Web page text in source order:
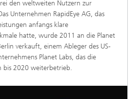
den weltweiten Nutzern zur
Unternehmen RapidEye AG, das
anfangs klare
hatte, wurde 2011 an die Planet
verkauft, einem Ableger des US-
Planet Labs, das die
bis 2020 weiterbetrieb.